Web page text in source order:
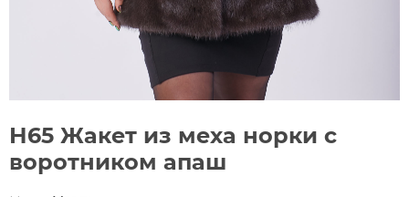
Н65 Жакет из меха норки с
воротником апаш